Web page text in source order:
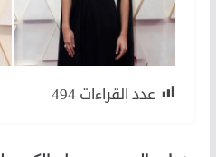
عدد القراءات 494